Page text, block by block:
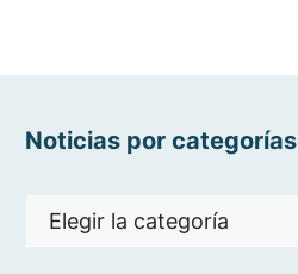
Noticias por categorías
Noticias